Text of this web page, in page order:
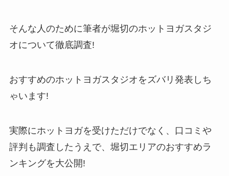
そんな人のために筆者が堀切のホットヨガスタジ
オについて徹底調査!
おすすめのホットヨガスタジオをズバリ発表しち
ゃいます!
実際にホットヨガを受けただけでなく、口コミや
評判も調査したうえで、堀切エリアのおすすめラ
ンキングを大公開!